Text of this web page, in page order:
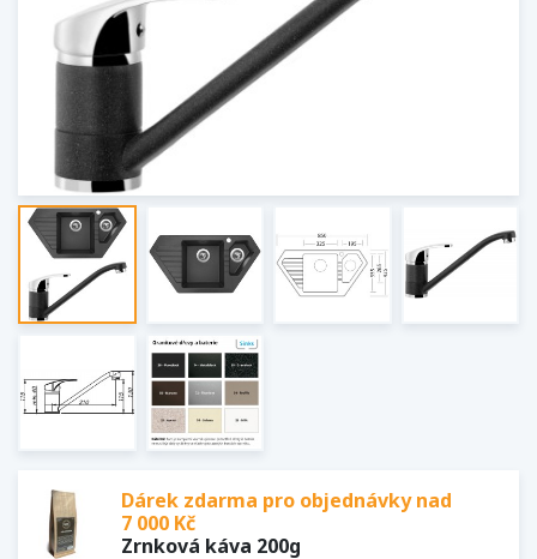
Dárek zdarma pro objednávky nad
7 000 Kč
Zrnková káva 200g